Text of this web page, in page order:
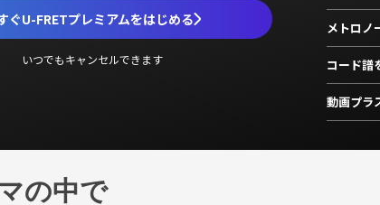
ぐU-FRETプレミアムをはじめる
いつでもキャンセルできます
メトロノ
コード譜
動画プラ
の中で